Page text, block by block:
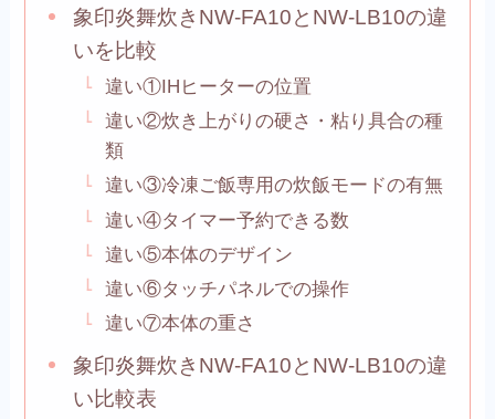
象印炎舞炊きNW-FA10とNW-LB10の違
いを比較
違い①IHヒーターの位置
違い②炊き上がりの硬さ・粘り具合の種
類
違い③冷凍ご飯専用の炊飯モードの有無
違い④タイマー予約できる数
違い⑤本体のデザイン
違い⑥タッチパネルでの操作
違い⑦本体の重さ
象印炎舞炊きNW-FA10とNW-LB10の違
い比較表